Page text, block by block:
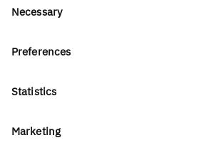
Consent
Necessary
Preferences
Statistics
Marketing
Holmens verksamhet utgår från
affärsområden är Skog, Trävaror,
för aktieägare, kunder och
uppgick 2025 till nästan 22 Mdkr